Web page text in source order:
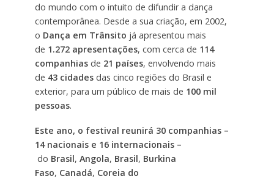
do mundo com o intuito de difundir a dança
contemporânea. Desde a sua criação, em 2002,
o Dança em Trânsito já apresentou mais
de 1.272 apresentações, com cerca de 114
companhiasde 21 países, envolvendo mais
de 43 cidadesdas cinco regiões do Brasil e
exterior, para um público de mais de 100 mil
pessoas.
Este ano, o festival reunirá 30 companhias –
14 nacionais e 16 internacionais –
do Brasil, Angola, Brasil, Burkina
Faso, Canadá, Coreia do